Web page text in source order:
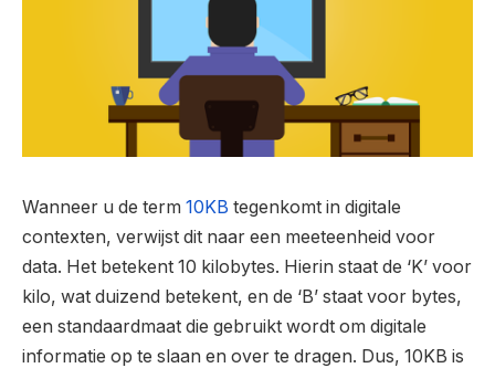
Wanneer u de term 10KB tegenkomt in digitale
contexten, verwijst dit naar een meeteenheid voor
data. Het betekent 10 kilobytes. Hierin staat de ‘K’ voor
kilo, wat duizend betekent, en de ‘B’ staat voor bytes,
een standaardmaat die gebruikt wordt om digitale
informatie op te slaan en over te dragen. Dus, 10KB is